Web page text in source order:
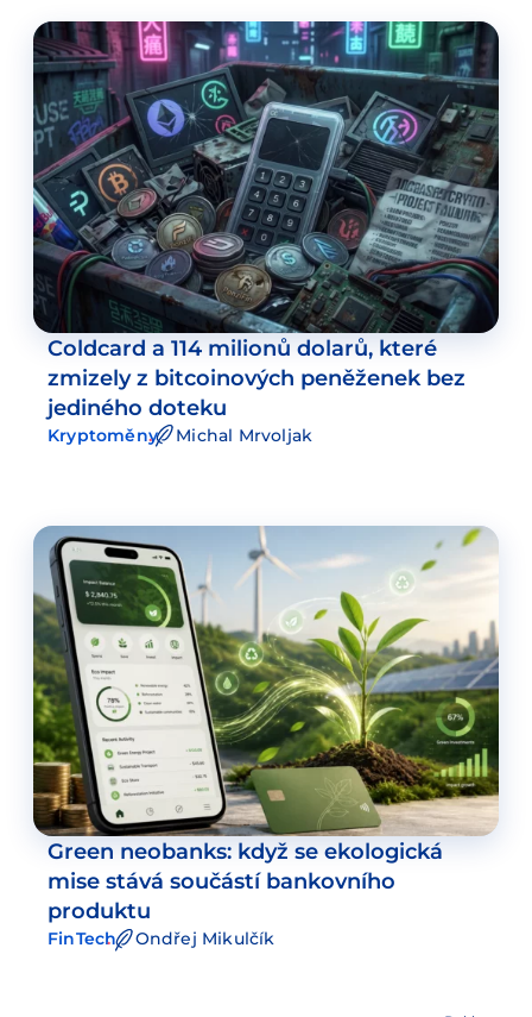
Coldcard a 114 milionů dolarů, které
zmizely z bitcoinových peněženek bez
jediného doteku
Kryptoměny Michal Mrvoljak
Green neobanks: když se ekologická
mise stává součástí bankovního
produktu
FinTech Ondřej Mikulčík